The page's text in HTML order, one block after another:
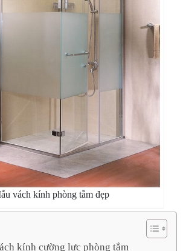
vách kính phòng tắm đẹp
kính cường lực phòng tắm